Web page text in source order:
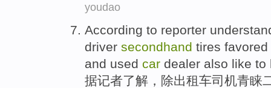
youdao
According to reporter
driver secondhand tires favored
and used car dealer also like to
据记者了解 ， 除出租车司机青睐